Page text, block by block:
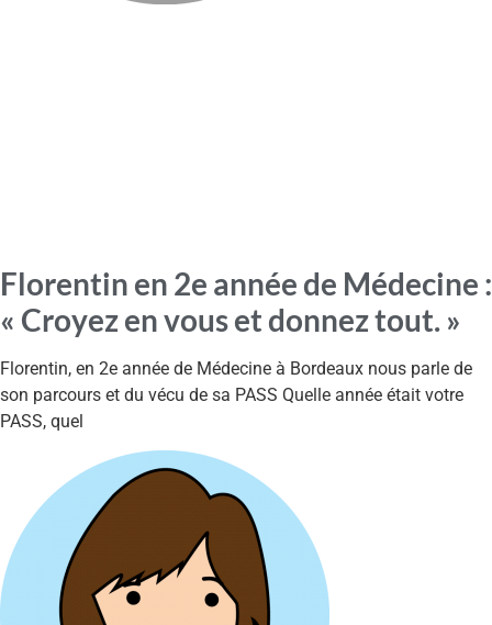
Florentin en 2e année de Médecine :
« Croyez en vous et donnez tout. »
Florentin, en 2e année de Médecine à Bordeaux nous parle de
son parcours et du vécu de sa PASS Quelle année était votre
PASS, quel